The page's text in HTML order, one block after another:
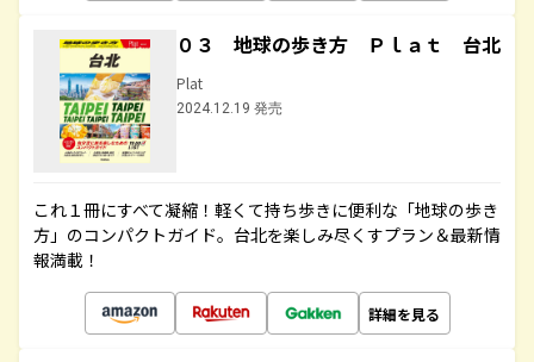
０３ 地球の歩き方 Ｐｌａｔ 台北
Plat
2024.12.19 発売
これ１冊にすべて凝縮！軽くて持ち歩きに便利な「地球の歩き
方」のコンパクトガイド。台北を楽しみ尽くすプラン＆最新情
報満載！
詳細を見る